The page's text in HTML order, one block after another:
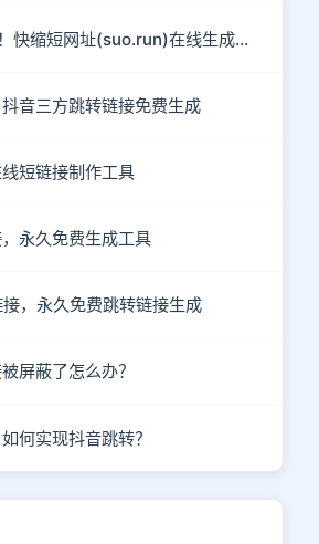
3分钟搞定防红链接！快缩短网址(suo.run)在线生成指南
音三方跳转链接免费生成
短链接制作工具
永久免费生成工具
，永久免费跳转链接生成
屏蔽了怎么办？
何实现抖音跳转？